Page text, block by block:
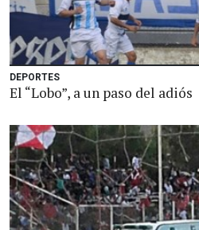
DEPORTES
El “Lobo”, a un paso del adiós